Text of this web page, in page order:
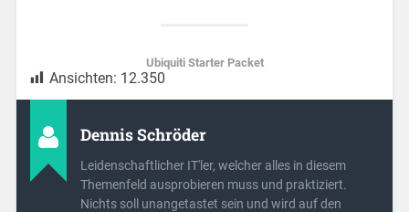
Ubiquiti Starter Packet
Ansichten: 12.350
Dennis Schröder
Leidenschaftlicher IT'ler, welcher alles in diesem
Themenfeld ausprobieren muss und praktiziert.
Nichts soll unangetastet sein und wird auf den